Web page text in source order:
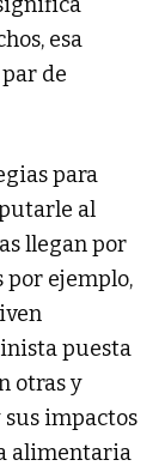
esa
de
para
al
llegan por
por ejemplo,
puesta
otras y
sus impactos
alimentaria